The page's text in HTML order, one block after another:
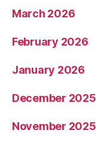
March 2026
February 2026
January 2026
December 2025
November 2025